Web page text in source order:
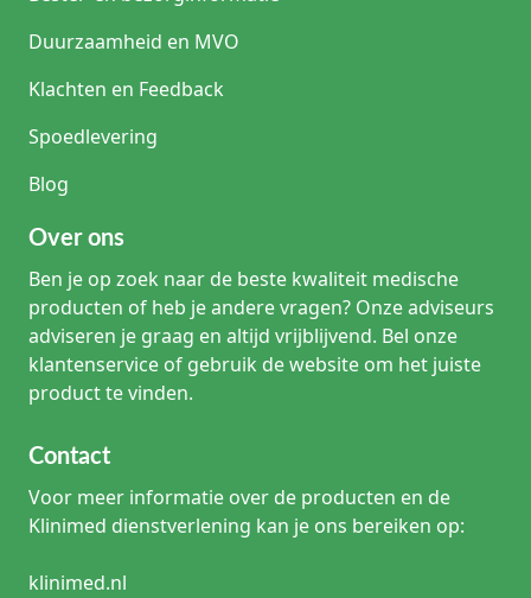
Duurzaamheid en MVO
Klachten en Feedback
Spoedlevering
Blog
Over ons
Ben je op zoek naar de beste kwaliteit medische
producten of heb je andere vragen? Onze adviseurs
adviseren je graag en altijd vrijblijvend. Bel onze
klantenservice of gebruik de website om het juiste
product te vinden.
Contact
Voor meer informatie over de producten en de
Klinimed dienstverlening kan je ons bereiken op:
klinimed.nl